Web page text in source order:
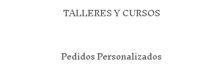
TALLERES Y CURSOS
Pedidos Personalizados